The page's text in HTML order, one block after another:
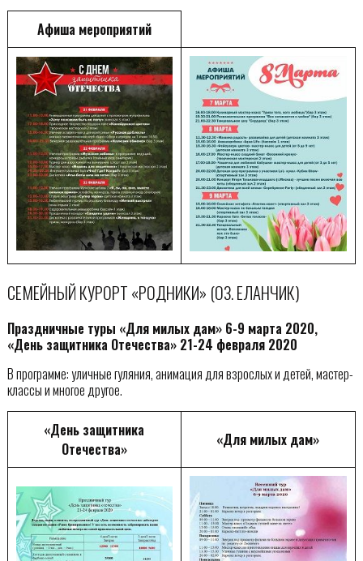
Афиша мероприятий
СЕМЕЙНЫЙ КУРОРТ «РОДНИКИ» (ОЗ. ЕЛАНЧИК)
Праздничные туры «Для милых дам» 6-9 марта 2020,
«День защитника Отечества» 21-24 февраля 2020
В программе: уличные гуляния, анимация для взрослых и детей, мастер-
классы и многое другое.
«День защитника
Отечества»
«Для милых дам»